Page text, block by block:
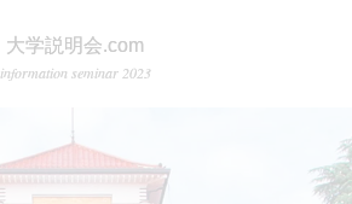
大学説明会.com
information seminar 2023